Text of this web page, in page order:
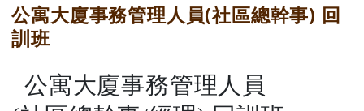
公寓大廈事務管理人員(社區總幹事) 回
訓班
公寓大廈事務管理人員